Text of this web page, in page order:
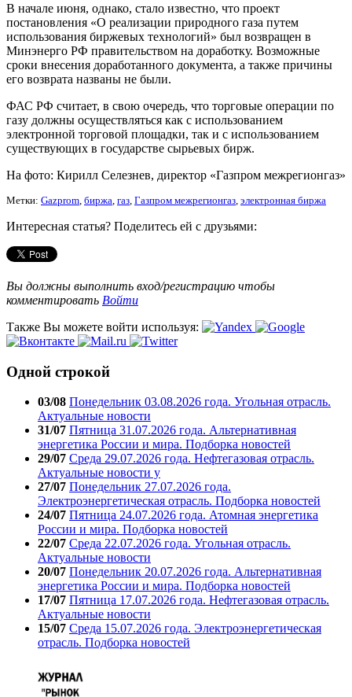
В начале июня, однако, стало известно, что проект
постановления «О реализации природного газа путем
использования биржевых технологий» был возвращен в
Минэнерго РФ правительством на доработку. Возможные
сроки внесения доработанного документа, а также причины
его возврата названы не были.
ФАС РФ считает, в свою очередь, что торговые операции по
газу должны осуществляться как с использованием
электронной торговой площадки, так и с использованием
существующих в государстве сырьевых бирж.
На фото: Кирилл Селезнев, директор «Газпром межрегионгаз»
Метки: Gazprom, биржа, газ, Газпром межрегионгаз, электронная биржа
Интересная статья? Поделитесь ей с друзьями:
Вы должны выполнить вход/регистрацию чтобы
комментировать Войти
Также Вы можете войти используя:
Одной строкой
03/08 Понедельник 03.08.2026 года. Угольная отрасль.
Актуальные новости
31/07 Пятница 31.07.2026 года. Альтернативная
энергетика России и мира. Подборка новостей
29/07 Среда 29.07.2026 года. Нефтегазовая отрасль.
Актуальные новости у
27/07 Понедельник 27.07.2026 года.
Электроэнергетическая отрасль. Подборка новостей
24/07 Пятница 24.07.2026 года. Атомная энергетика
России и мира. Подборка новостей
22/07 Среда 22.07.2026 года. Угольная отрасль.
Актуальные новости
20/07 Понедельник 20.07.2026 года. Альтернативная
энергетика России и мира. Подборка новостей
17/07 Пятница 17.07.2026 года. Нефтегазовая отрасль.
Актуальные новости
15/07 Среда 15.07.2026 года. Электроэнергетическая
отрасль. Подборка новостей